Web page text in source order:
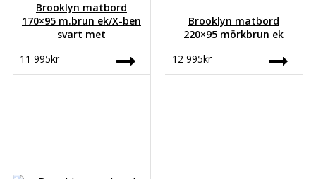
Brooklyn matbord
170×95 m.brun ek/X-ben
svart met
11 995kr
Brooklyn matbord
220×95 mörkbrun ek
12 995kr